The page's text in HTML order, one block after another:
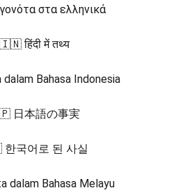
στα ελληνικά
🇮🇳 हिंदी में तथ्य
Bahasa Indonesia
日本語の事実
국어로 된 사실
Bahasa Melayu